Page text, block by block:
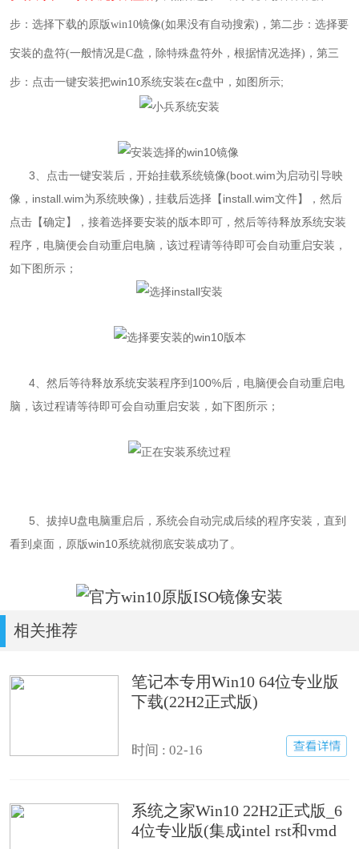
步：选择下载的原版win10镜像(如果没有自动搜索)，第二步：选择要
安装的盘符(一般情况是C盘，除特殊盘符外，根据情况选择) ，第三
步：点击一键安装把win10系统安装在c盘中，如图所示;
3、点击一键安装后，开始挂载系统镜像(boot.wim为启动引导映
像，install.wim为系统映像)，挂载后选择【install.wim文件】，然后
点击【确定】，接着选择要安装的版本即可，然后等待释放系统安装
程序，电脑便会自动重启电脑，该过程请等待即可会自动重启安装，
如下图所示；
4、然后等待释放系统安装程序到100%后，电脑便会自动重启电
脑，该过程请等待即可会自动重启安装，如下图所示；
5、拔掉U盘电脑重启后，系统会自动完成后续的程序安装，直到
看到桌面，原版win10系统就彻底安装成功了。
相关推荐
笔记本专用Win10 64位专业版
下载(22H2正式版)
时间 : 02-16
系统之家Win10 22H2正式版_6
4位专业版(集成intel rst和vmd